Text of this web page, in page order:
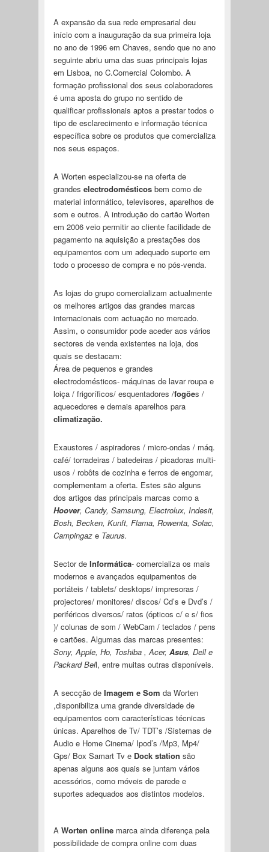
A expansão da sua rede empresarial deu
início com a inauguração da sua primeira loja
no ano de 1996 em Chaves, sendo que no ano
seguinte abriu uma das suas principais lojas
em Lisboa, no C.Comercial Colombo. A
formação profissional dos seus colaboradores
é uma aposta do grupo no sentido de
qualificar profissionais aptos a prestar todos o
tipo de esclarecimento e informação técnica
específica sobre os produtos que comercializa
nos seus espaços.
A Worten especializou-se na oferta de
grandes electrodomésticosbem como de
material informático, televisores, aparelhos de
som e outros. A introdução do cartão Worten
em 2006 veio permitir ao cliente facilidade de
pagamento na aquisição a prestações dos
equipamentos com um adequado suporte em
todo o processo de compra e no pós-venda.
As lojas do grupo comercializam actualmente
os melhores artigos das grandes marcas
internacionais com actuação no mercado.
Assim, o consumidor pode aceder aos vários
sectores de venda existentes na loja, dos
quais se destacam:
Área de pequenos e grandes
electrodomésticos- máquinas de lavar roupa e
loiça / frigoríficos/ esquentadores /fogões /
aquecedores e demais aparelhos para
climatização.
Exaustores / aspiradores / micro-ondas / máq.
café/ torradeiras / batedeiras / picadoras multi-
usos / robôts de cozinha e ferros de engomar,
complementam a oferta. Estes são alguns
dos artigos das principais marcas como a
Hoover, Candy, Samsung, Electrolux, Indesit,
Bosh, Becken, Kunft, Flama, Rowenta, Solac,
CampingazeTaurus.
Sector de Informática- comercializa os mais
modernos e avançados equipamentos de
portáteis / tablets/ desktops/ impresoras /
projectores/ monitores/ discos/ Cd’s e Dvd’s /
periféricos diversos/ ratos (ópticos c/ e s/ fios
)/ colunas de som / WebCam / teclados / pens
e cartões. Algumas das marcas presentes:
Sony, Apple, Ho, Toshiba , Acer, Asus, Dell e
Packard Bell, entre muitas outras disponíveis.
A seccção de Imagem e Som da Worten
,disponibiliza uma grande diversidade de
equipamentos com características técnicas
únicas. Aparelhos de Tv/ TDT’s /Sistemas de
Audio e Home Cinema/ Ipod’s /Mp3, Mp4/
Gps/ Box Samart Tv e Dock station são
apenas alguns aos quais se juntam vários
acessórios, como móveis de parede e
suportes adequados aos distintos modelos.
A Worten onlinemarca ainda diferença pela
possibilidade de compra online com duas